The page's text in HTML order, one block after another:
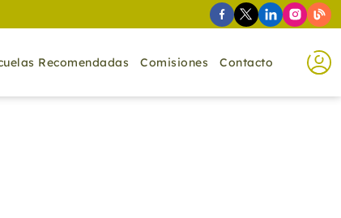
Recomendadas Comisiones Contacto